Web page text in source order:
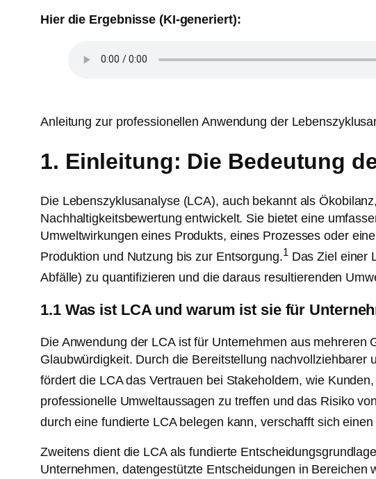
Hier die Ergebnisse (KI-generiert):
Anleitung zur professionellen Anwendung der
1. Einleitung: Die Bedeutung
Die Lebenszyklusanalyse (LCA), auch bekannt als
Nachhaltigkeitsbewertung entwickelt. Sie bietet eine
Umweltwirkungen eines Produkts, eines Prozesses oder
Produktion und Nutzung bis zur Entsorgung.1Das Ziel einer
Abfälle) zu quantifizieren und die daraus resultierenden
1.1 Was ist LCA und warum ist sie für
Die Anwendung der LCA ist für Unternehmen aus
Glaubwürdigkeit. Durch die Bereitstellung
fördert die LCA das Vertrauen bei Stakeholdern, wie
professionelle Umweltaussagen zu treffen und das Risiko
durch eine fundierte LCA belegen kann, verschafft sich
Zweitens dient die LCA als fundierte
Unternehmen, datengestützte Entscheidungen in